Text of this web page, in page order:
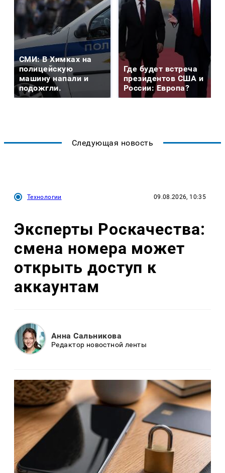
СМИ: В Химках на
полицейскую
машину напали и
подожгли.
Где будет встреча
президентов США и
России: Европа?
Следующая новость
Технологии 09.08.2026, 10:35
Эксперты Роскачества:
смена номера может
открыть доступ к
аккаунтам
Анна Сальникова
Редактор новостной ленты